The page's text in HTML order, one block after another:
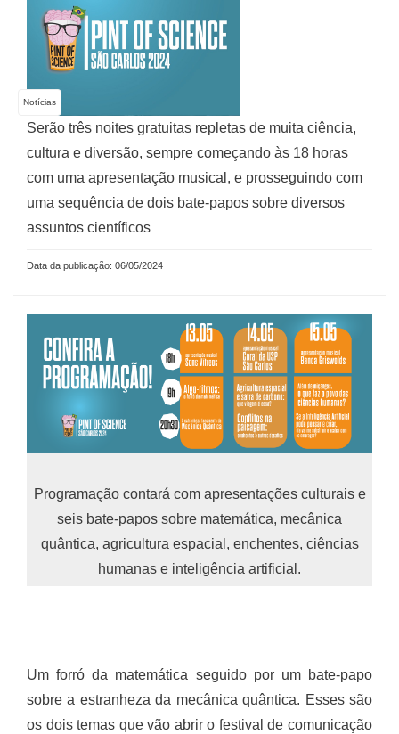
Notícias
Serão três noites gratuitas repletas de muita ciência,
cultura e diversão, sempre começando às 18 horas
com uma apresentação musical, e prosseguindo com
uma sequência de dois bate-papos sobre diversos
assuntos científicos
Data da publicação: 06/05/2024
Programação contará com apresentações culturais e
seis bate-papos sobre matemática, mecânica
quântica, agricultura espacial, enchentes, ciências
humanas e inteligência artificial.
Um forró da matemática seguido por um bate-papo
sobre a estranheza da mecânica quântica. Esses são
os dois temas que vão abrir o festival de comunicação